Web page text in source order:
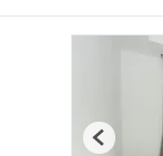
Previous